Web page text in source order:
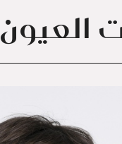
العيون